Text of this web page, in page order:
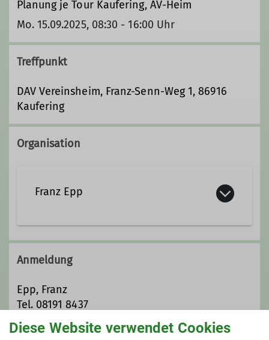
Planung je Tour Kaufering, AV-Heim
Mo. 15.09.2025, 08:30 - 16:00 Uhr
Treffpunkt
DAV Vereinsheim, Franz-Senn-Weg 1, 86916
Kaufering
Organisation
Franz Epp
08191/8437
Ämter
Anmeldung
Epp, Franz
Tel. 08191 8437
Diese Website verwendet Cookies